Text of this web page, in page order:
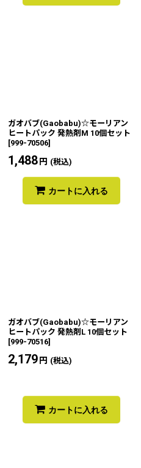
ガオバブ(Gaobabu)☆モーリアン
ヒートパック 発熱剤M 10個セット
[999-70506]
1,488円 (税込)
カートに入れる
ガオバブ(Gaobabu)☆モーリアン
ヒートパック 発熱剤L 10個セット
[999-70516]
2,179円 (税込)
カートに入れる